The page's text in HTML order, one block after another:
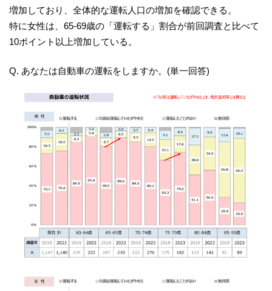
増加しており、全体的な運転人口の増加を確認できる。
特に女性は、65-69歳の「運転する」割合が前回調査と比べて
10ポイント以上増加している。
Q. あなたは自動車の運転をしますか。(単一回答)